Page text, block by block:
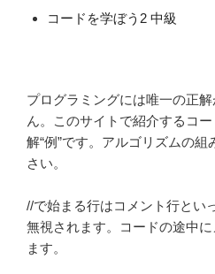
コードを学ぼう2 中級
プログラミングには唯一の正
ん。このサイトで紹介するコ
解“例”です。アルゴリズムの
さい。
//で始まる行はコメント行とい
無視されます。コードの途中
ます。